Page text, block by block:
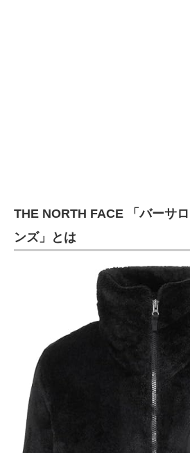
THE NORTH FACE 「バーサ
ンズ」とは